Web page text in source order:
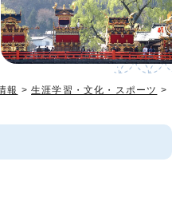
報 >生涯学習・文化・スポーツ >